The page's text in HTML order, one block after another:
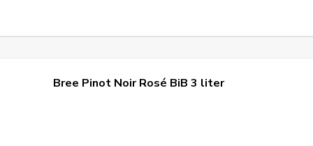
Bree Pinot Noir Rosé BiB 3 liter